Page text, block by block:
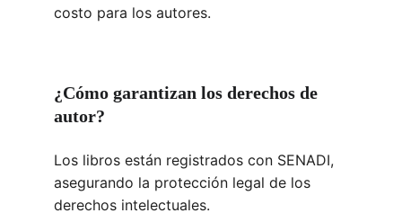
costo para los autores.
¿Cómo garantizan los derechos de
autor?
Los libros están registrados con SENADI,
asegurando la protección legal de los
derechos intelectuales.